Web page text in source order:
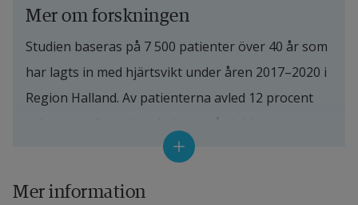
Mer om forskningen
Studien baseras på 7 500 patienter över 40 år som
har lagts in med hjärtsvikt under åren 2017–2020 i
Region Halland. Av patienterna avled 12 procent
inom 100 dagar efter utskrivning.
Forskningen kring informationsdriven vård vid
Mer information